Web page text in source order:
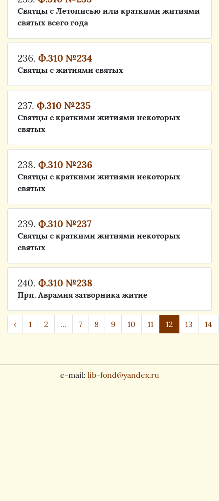
Святцы с Летописью или краткими житиями
святых всего года
236. Ф.310 №234
Святцы с житиями святых
237. Ф.310 №235
Святцы с краткими житиями некоторых
святых
238. Ф.310 №236
Святцы с краткими житиями некоторых
святых
239. Ф.310 №237
Святцы с краткими житиями некоторых
святых
240. Ф.310 №238
Прп. Аврамия затворника житие
‹ 1 2 ... 7 8 9 10 11 12 13 14
e-mail: lib-fond@yandex.ru